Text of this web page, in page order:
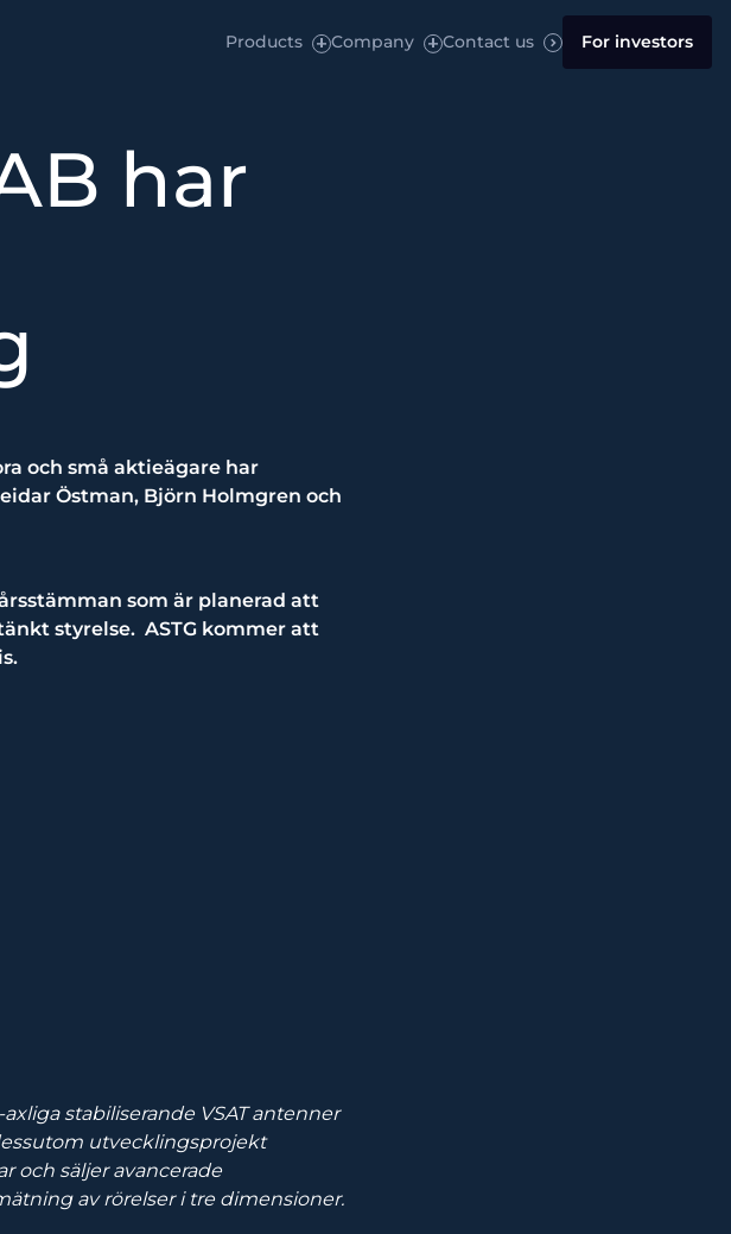
Products Company Contact us For investors
har
och små aktieägare har
Östman, Björn Holmgren och
som är planerad att
styrelse. ASTG kommer att
stabiliserande VSAT antenner
utvecklingsprojekt
och säljer avancerade
av rörelser i tre dimensioner.